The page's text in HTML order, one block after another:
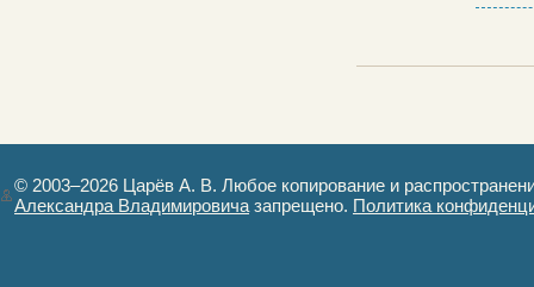
© 2003–2026 Царёв А. В. Любое копирование и
Александра Владимировича запрещено. Политика
Авторизация